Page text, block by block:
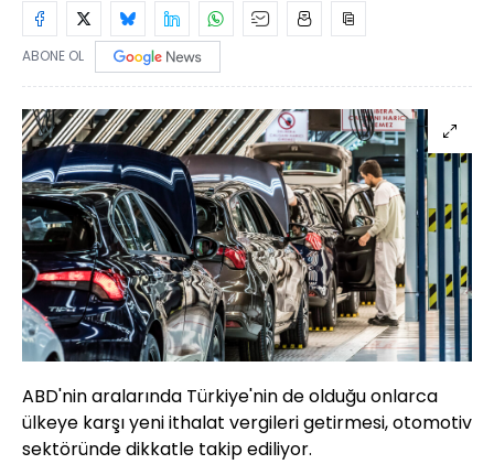
ABONE OL
ABD'nin aralarında Türkiye'nin de olduğu onlarca
ülkeye karşı yeni ithalat vergileri getirmesi, otomotiv
sektöründe dikkatle takip ediliyor.